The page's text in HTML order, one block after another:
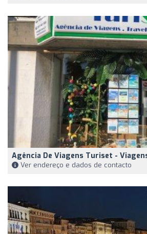
Agência De Viagens Turiset -
Ver endereço e dados de contacto